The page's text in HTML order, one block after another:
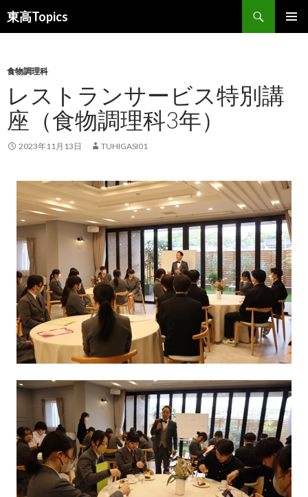
東高Topics
検
索
ン
ツ
へ
ス
キ
ッ
食物調理科
レストランサービス特別講
座（食物調理科3年）
2023年11月13日 TUHIGASI01